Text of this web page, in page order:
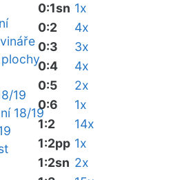
19
18/19
0:1sn 1x
0:2
4x
0:3
3x
0:4
4x
0:5
2x
0:6
1x
1:2
14x
1:2pp 1x
1:2sn 2x